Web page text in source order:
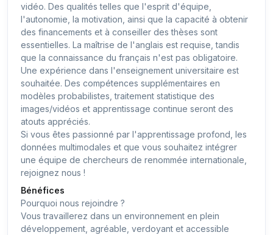
vidéo. Des qualités telles que l'esprit d'équipe,
l'autonomie, la motivation, ainsi que la capacité à obtenir
des financements et à conseiller des thèses sont
essentielles. La maîtrise de l'anglais est requise, tandis
que la connaissance du français n'est pas obligatoire.
Une expérience dans l'enseignement universitaire est
souhaitée. Des compétences supplémentaires en
modèles probabilistes, traitement statistique des
images/vidéos et apprentissage continue seront des
atouts appréciés.
Si vous êtes passionné par l'apprentissage profond, les
données multimodales et que vous souhaitez intégrer
une équipe de chercheurs de renommée internationale,
rejoignez nous !
Bénéfices
Pourquoi nous rejoindre ?
Vous travaillerez dans un environnement en plein
développement, agréable, verdoyant et accessible